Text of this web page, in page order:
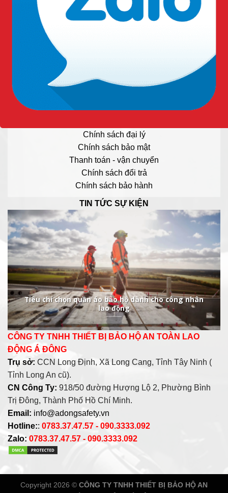
HỖ TRỢ KHÁCH HÀNG
TƯ VẤN KỸ THUẬT:
Hotline: 0909.568.729
TƯ VẤN SẢN PHẨM:
Hotline: 0909.568.729
Chính sách đại lý
Chính sách bảo mật
Thanh toán - vận chuyển
Chính sách đổi trả
Chính sách bảo hành
TIN TỨC SỰ KIỆN
Tiêu chí chọn quần áo bảo hộ dành cho công nhân
lao động
CÔNG TY TNHH THIẾT BỊ BẢO HỘ AN TOÀN LAO
ĐỘNG Á ĐÔNG
Trụ sở: CCN Long Định, Xã Long Cang, Tỉnh Tây Ninh (
Tỉnh Long An cũ).
CN Công Ty: 918/50 đường Hượng Lộ 2, Phường Bình
Trị Đông, Thành Phố Hồ Chí Minh.
Email: info@adongsafety.vn
Hotline:: 0783.37.47.57 - 090.3333.092
Zalo: 0783.37.47.57 - 090.3333.092
Copyright 2026 © CÔNG TY TNHH THIẾT BỊ BẢO HỘ AN